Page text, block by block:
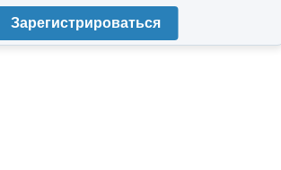
Зарегистрироваться